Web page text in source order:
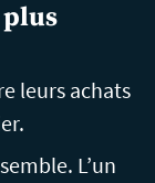
leurs achats
L’un